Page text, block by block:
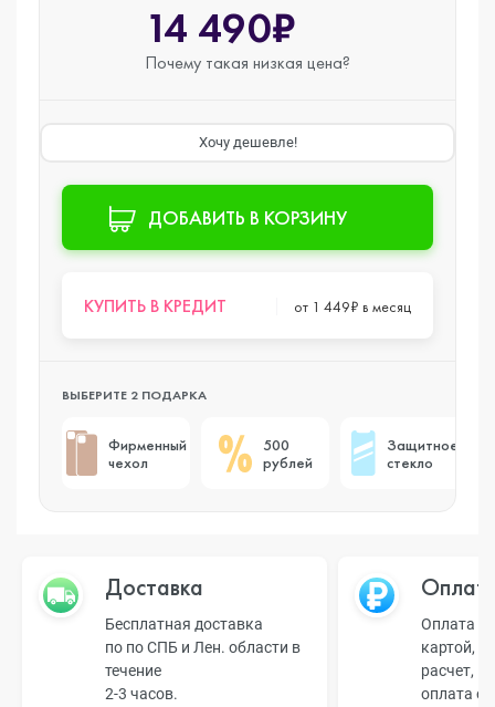
14 490₽
Почему такая низкая цена?
Хочу дешевле!
ДОБАВИТЬ В КОРЗИНУ
КУПИТЬ В КРЕДИТ от 1 449₽ в месяц
ВЫБЕРИТЕ 2 ПОДАРКА
Фирменный
чехол
500
рублей
Защитное
стекло
Доставка
Бесплатная доставка
по по СПБ и Лен. области в
течение
2-3 часов.
Оплата
картой,
расчет,
оплата